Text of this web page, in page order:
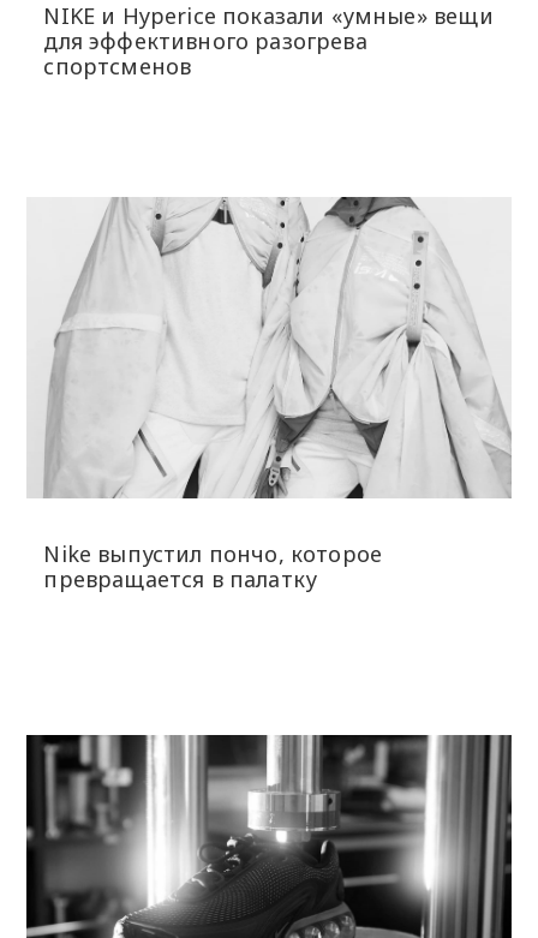
NIKE и Hyperice показали «умные» вещи
для эффективного разогрева
спортсменов
Nike выпустил пончо, которое
превращается в палатку